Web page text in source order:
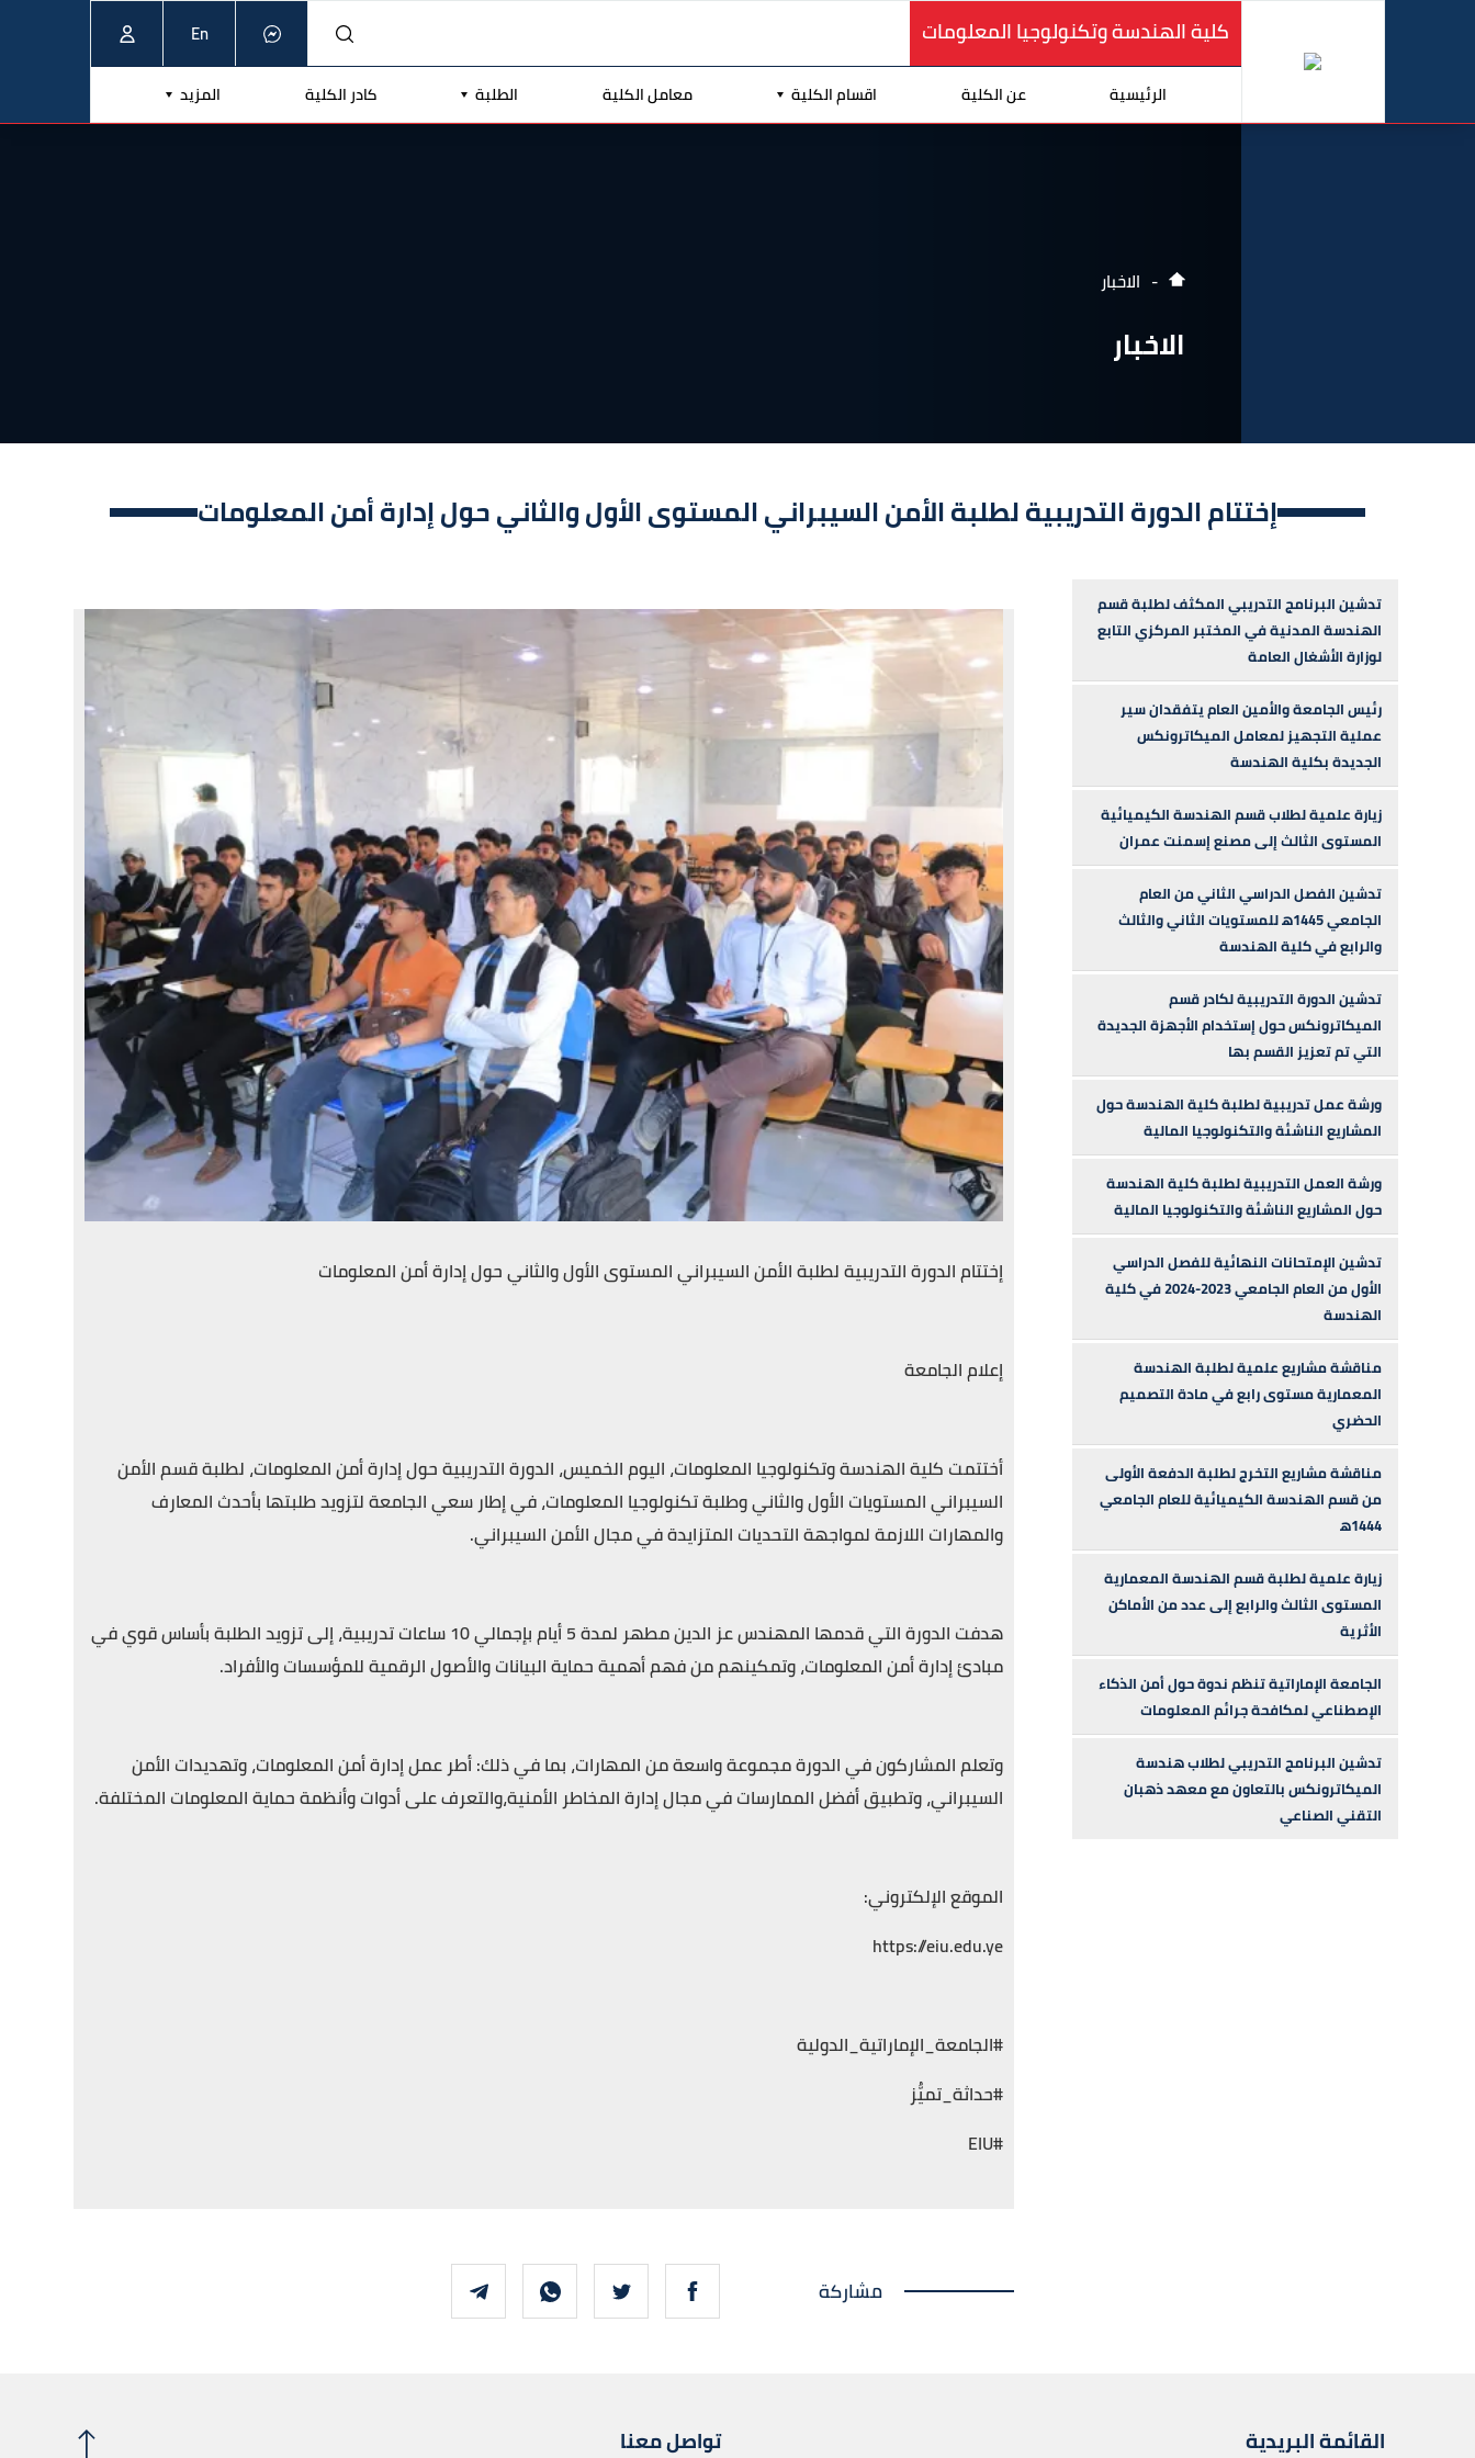
كلية الهندسة وتكنولوجيا المعلومات En
الرئيسية عن الكلية اقسام الكلية معامل الكلية الطلبة كادر الكلية المزيد
الاخبار
الاخبار
إختتام الدورة التدريبية لطلبة الأمن السيبراني المستوى الأول والثاني حول إدارة أمن المعلومات
تدشين البرنامج التدريبي المكثف لطلبة قسم
الهندسة المدنية في المختبر المركزي التابع
لوزارة الأشغال العامة
رئيس الجامعة والأمين العام يتفقدان سير
عملية التجهيز لمعامل الميكاترونكس
الجديدة بكلية الهندسة
زيارة علمية لطلاب قسم الهندسة الكيميائية
المستوى الثالث إلى مصنع إسمنت عمران
تدشين الفصل الدراسي الثاني من العام
الجامعي 1445ه‍ للمستويات الثاني والثالث
والرابع في كلية الهندسة
تدشين الدورة التدريبية لكادر قسم
الميكاترونكس حول إستخدام الأجهزة الجديدة
التي تم تعزيز القسم بها
ورشة عمل تدريبية لطلبة كلية الهندسة حول
المشاريع الناشئة والتكنولوجيا المالية
ورشة العمل التدريبية لطلبة كلية الهندسة
حول المشاريع الناشئة والتكنولوجيا المالية
تدشين الإمتحانات النهائية للفصل الدراسي
الأول من العام الجامعي 2023-2024 في كلية
الهندسة
مناقشة مشاريع علمية لطلبة الهندسة
المعمارية مستوى رابع في مادة التصميم
الحضري
مناقشة مشاريع التخرج لطلبة الدفعة الأولى
من قسم الهندسة الكيميائية للعام الجامعي
1444ه‍
زيارة علمية لطلبة قسم الهندسة المعمارية
المستوى الثالث والرابع إلى عدد من الأماكن
الأثرية
الجامعة الإماراتية تنظم ندوة حول أمن الذكاء
الإصطناعي لمكافحة جرائم المعلومات
تدشين البرنامج التدريبي لطلاب هندسة
الميكاترونكس بالتعاون مع معهد ذهبان
التقني الصناعي
إختتام الدورة التدريبية لطلبة الأمن السيبراني المستوى الأول والثاني حول إدارة أمن المعلومات
إعلام الجامعة
أختتمت كلية الهندسة وتكنولوجيا المعلومات، اليوم الخميس، الدورة التدريبية حول إدارة أمن المعلومات، لطلبة قسم الأمن
السيبراني المستويات الأول والثاني وطلبة تكنولوجيا المعلومات، في إطار سعي الجامعة لتزويد طلبتها بأحدث المعارف
والمهارات اللازمة لمواجهة التحديات المتزايدة في مجال الأمن السيبراني.
هدفت الدورة التي قدمها المهندس عز الدين مطهر لمدة 5 أيام بإجمالي 10 ساعات تدريبية، إلى تزويد الطلبة بأساس قوي في
مبادئ إدارة أمن المعلومات، وتمكينهم من فهم أهمية حماية البيانات والأصول الرقمية للمؤسسات والأفراد.
وتعلم المشاركون في الدورة مجموعة واسعة من المهارات، بما في ذلك: أطر عمل إدارة أمن المعلومات، وتهديدات الأمن
السيبراني، وتطبيق أفضل الممارسات في مجال إدارة المخاطر الأمنية،والتعرف على أدوات وأنظمة حماية المعلومات المختلفة.
الموقع الإلكتروني:
https://eiu.edu.ye
#الجامعة_الإماراتية_الدولية
#حداثة_تميُّز
#EIU
مشاركة
القائمة البريدية تواصل معنا